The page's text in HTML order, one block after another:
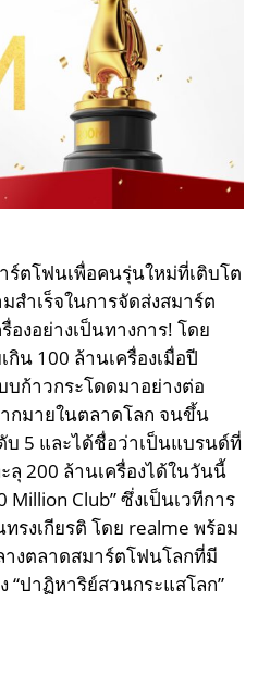
ร์ตโฟนเพื่อคนรุ่นใหม่ที่เติบโต
สำเร็จในการจัดส่งสมาร์ต
งอย่างเป็นทางการ! โดย
น 100 ล้านเครื่องเมื่อปี
ก้าวกระโดดมาอย่างต่อ
กมายในตลาดโลก จนขึ้น
5 และได้ชื่อว่าเป็นแบรนด์ที่
ลุ 200 ล้านเครื่องได้ในวันนี้
Million Club” ซึ่งเป็นเวทีการ
งเกียรติ โดย realme พร้อม
งตลาดสมาร์ตโฟนโลกที่มี
“ปาฏิหาริย์สวนกระแสโลก”